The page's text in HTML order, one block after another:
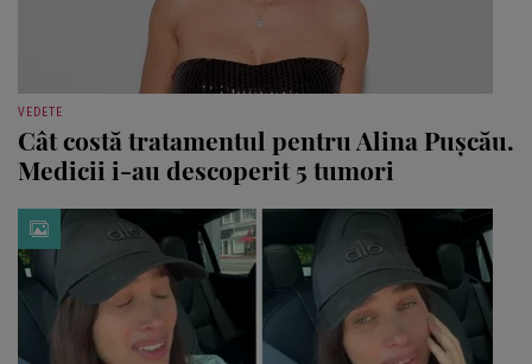
VEDETE
Cât costă tratamentul pentru Alina Pușcău.
Medicii i-au descoperit 5 tumori